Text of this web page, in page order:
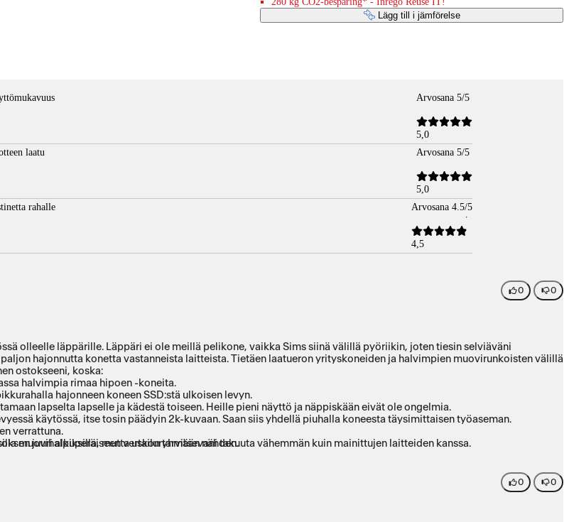
Lägg till i jämförelse
Arvosana 5/5
5,0
laatu
Arvosana 5/5
5,0
rahalle
Arvosana 4.5/5
4,5
0 0
olleelle läppärille. Läppäri ei ole meillä pelikone, vaikka Sims siinä välillä pyöriikin, joten tiesin selviäväni
hajonnutta konetta vastanneista laitteista. Tietäen laatueron yrityskoneiden ja halvimpien muovirunkoisten välillä
ostokseeni, koska:
halvimpia rimaa hipoen -koneita.
hajonneen koneen SSD:stä ulkoisen levyn.
lapselta lapselle ja kädestä toiseen. Heille pieni näyttö ja näppiskään eivät ole ongelmia.
käytössä, itse tosin päädyin 2k-kuvaan. Saan siis yhdellä piuhalla koneesta täysimittaisen työaseman.
verrattuna.
muovihalpiksilla, mutta uskon tarvitsevani takuuta vähemmän kuin mainittujen laitteiden kanssa.
ja B&O-äänentoisto.
juuri alkuperäiseen vertailuryhmään nähden.
0 0